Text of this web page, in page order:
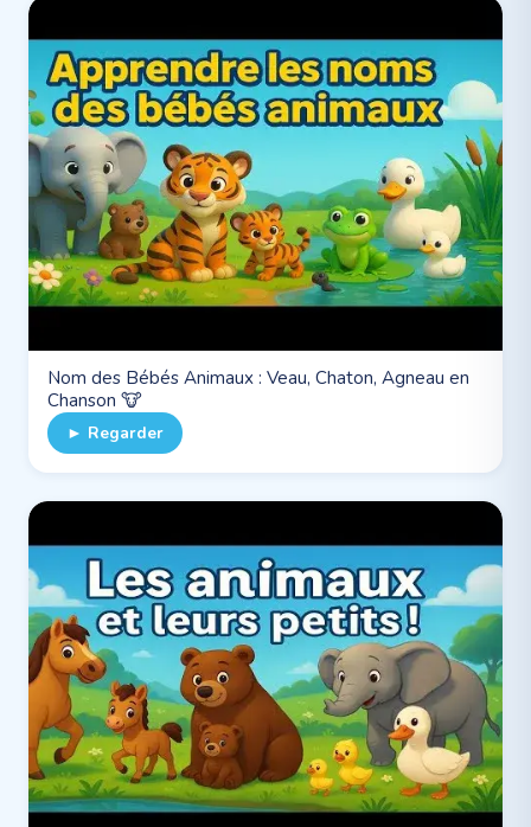
Nom des Bébés Animaux : Veau, Chaton, Agneau en
Chanson 🐮
► Regarder